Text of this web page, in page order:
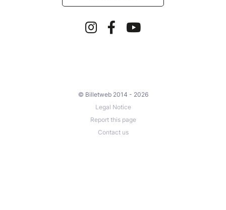
© Billetweb 2014 - 2026
Legal Notice
Report this page
Contact us